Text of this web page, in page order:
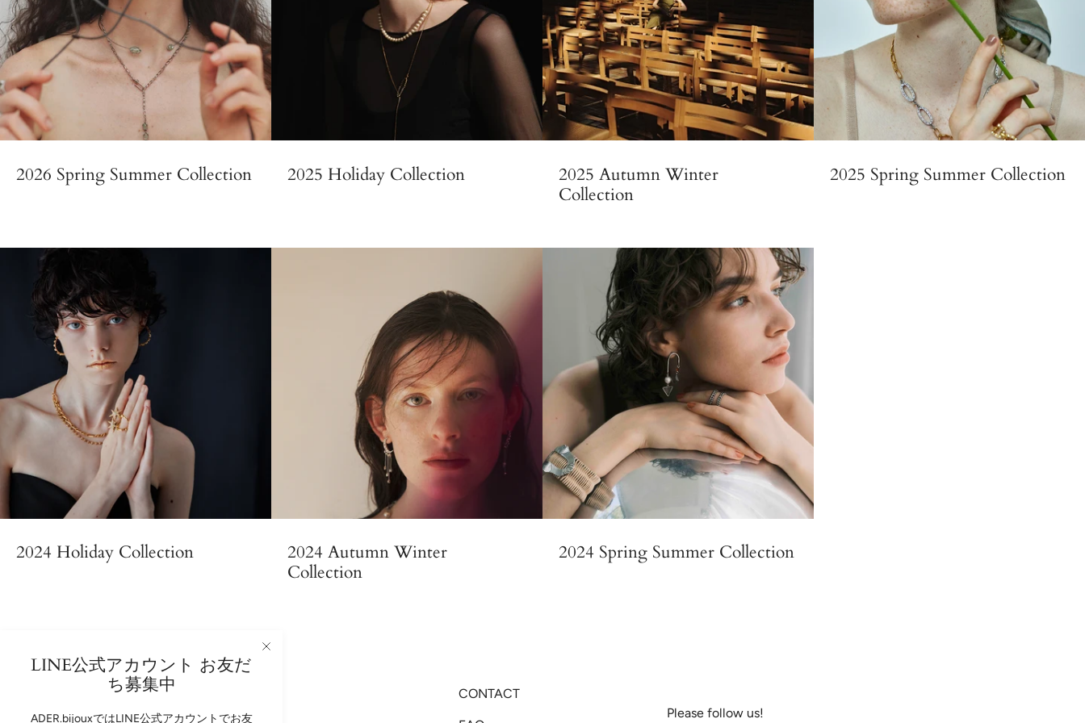
2026 Spring Summer Collection 2025 Holiday Collection
2025 Autumn Winter
Collection
2025 Spring Summer Collection
2024 Holiday Collection
2024 Autumn Winter
Collection
2024 Spring Summer Collection
ADER.bijoux Newsletter CONTACT
Please follow us!
LINE公式アカウント お友だ
ち募集中
ADER.bijouxではLINE公式アカウントでお友